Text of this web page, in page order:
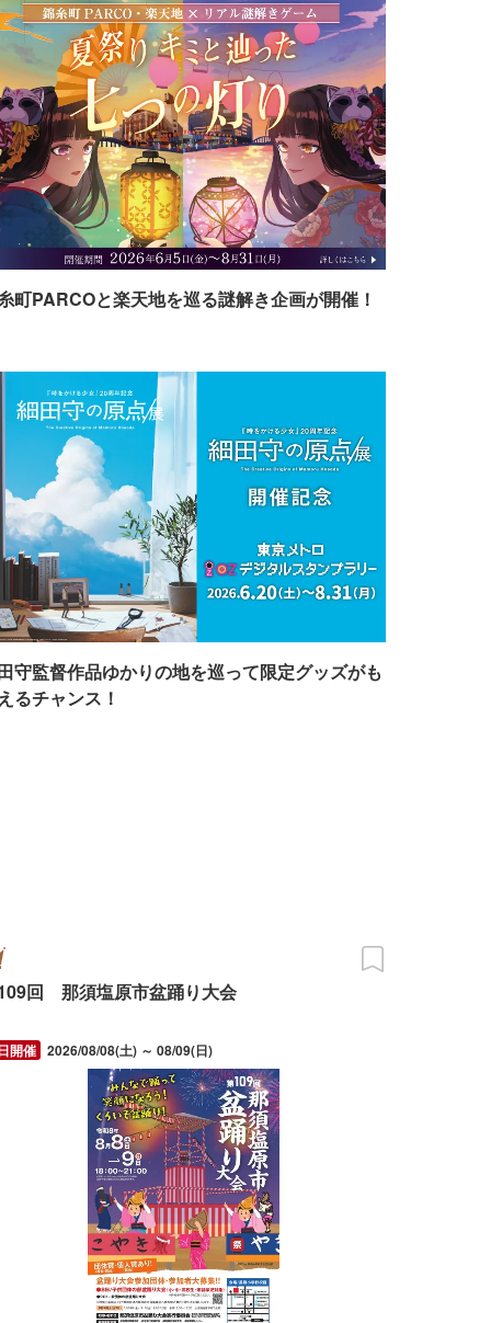
町PARCOと楽天地を巡る謎解き企画が開催！
守監督作品ゆかりの地を巡って限定グッズがも
るチャンス！
回 那須塩原市盆踊り大会
2026/08/08(土) ～ 08/09(日)